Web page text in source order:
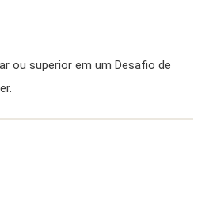
ou superior em um Desafio de